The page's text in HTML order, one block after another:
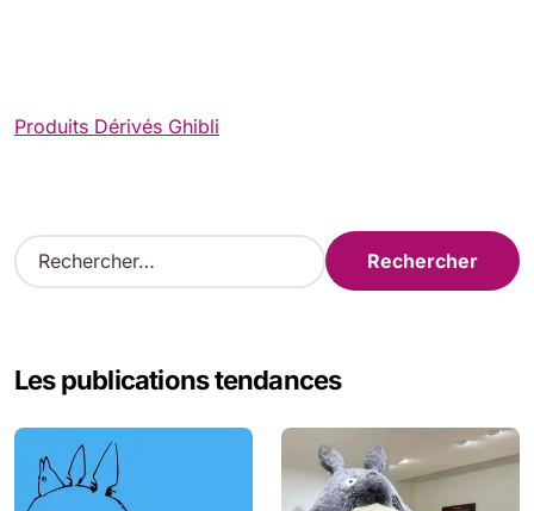
Produits Dérivés Ghibli
R
e
r
h
Les publications tendances